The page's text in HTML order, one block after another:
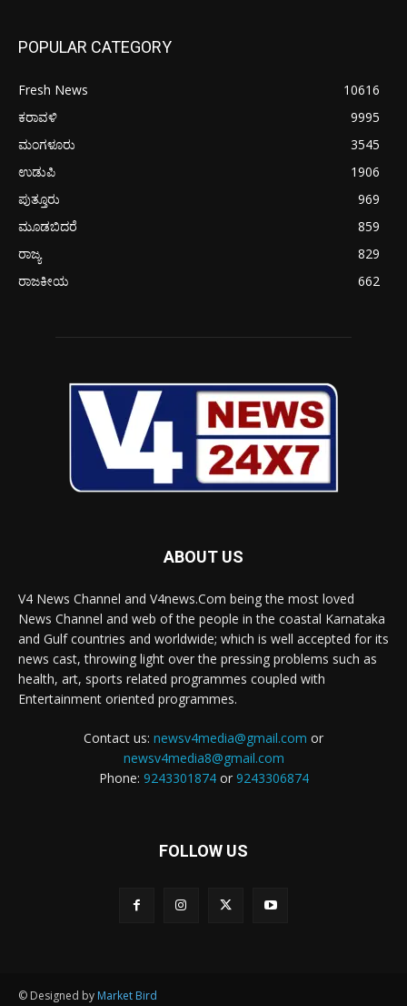
POPULAR CATEGORY
Fresh News
10616
ಕರಾವಳಿ
9995
ಮಂಗಳೂರು
3545
ಉಡುಪಿ
1906
ಪುತ್ತೂರು
969
ಮೂಡಬಿದರೆ
859
ರಾಜ್ಯ
829
ರಾಜಕೀಯ
662
ABOUT US
V4 News Channel and V4news.Com being the most loved
News Channel and web of the people in the coastal Karnataka
and Gulf countries and worldwide; which is well accepted for its
news cast, throwing light over the pressing problems such as
health, art, sports related programmes coupled with
Entertainment oriented programmes.
Contact us: newsv4media@gmail.com or
newsv4media8@gmail.com
Phone: 9243301874or 9243306874
FOLLOW US
© Designed by Market Bird